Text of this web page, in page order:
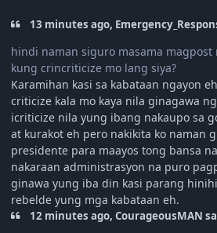
13 minutes ago,
hindi naman siguro masama
kung crincriticize mo lang siya?
Karamihan kasi sa kabataan ngayon
criticize kala mo kaya nila ginagawa
icriticize nila yung ibang nakaupo sa
at kurakot eh pero nakikita ko naman
presidente para maayos tong bansa
nakaraan administrasyon na puro
ginawa yung iba din kasi parang
rebelde yung mga kabataan eh.
12 minutes ago, CourageousMAN